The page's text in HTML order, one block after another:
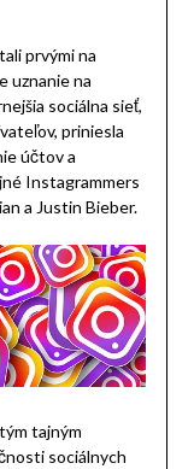
prvými na
uznanie na
sociálna sieť,
priniesla
účtov a
Instagrammers
a Justin Bieber.
tajným
sociálnych